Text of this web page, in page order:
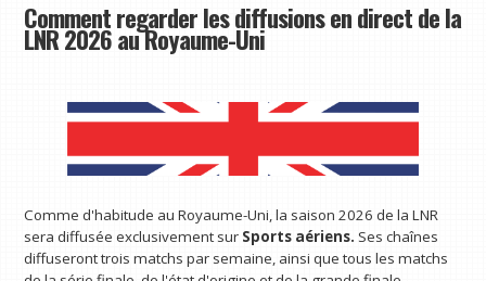
Comment regarder les diffusions en direct de la
LNR 2026 au Royaume-Uni
Comme d'habitude au Royaume-Uni, la saison 2026 de la LNR
sera diffusée exclusivement sur Sports aériens. Ses chaînes
diffuseront trois matchs par semaine, ainsi que tous les matchs